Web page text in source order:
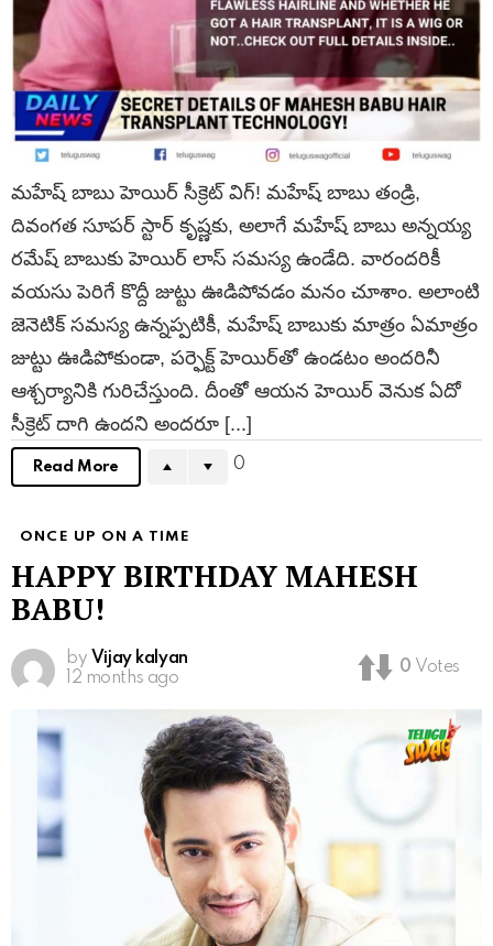
మహేష్ బాబు హెయిర్ సీక్రెట్ విగ్! మహేష్ బాబు తండ్రి,
దివంగత సూపర్ స్టార్ కృష్ణకు, అలాగే మహేష్ బాబు అన్నయ్య
రమేష్ బాబుకు హెయిర్ లాస్ సమస్య ఉండేది. వారందరికీ
వయసు పెరిగే కొద్దీ జుట్టు ఊడిపోవడం మనం చూశాం. అలాంటి
జెనెటిక్ సమస్య ఉన్నప్పటికీ, మహేష్ బాబుకు మాత్రం ఏమాత్రం
జుట్టు ఊడిపోకుండా, పర్ఫెక్ట్ హెయిర్‌తో ఉండటం అందరినీ
ఆశ్చర్యానికి గురిచేస్తుంది. దీంతో ఆయన హెయిర్ వెనుక ఏదో
సీక్రెట్ దాగి ఉందని అందరూ [...]
Read More 0
ONCE UP ON A TIME
HAPPY BIRTHDAY MAHESH
BABU!
by Vijay kalyan
12 months ago
0 Votes